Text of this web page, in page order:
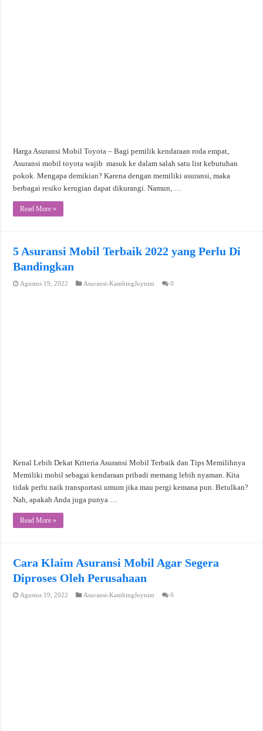
Harga Asuransi Mobil Toyota – Bagi pemilik kendaraan roda empat,
Asuransi mobil toyota wajib masuk ke dalam salah satu list kebutuhan
pokok. Mengapa demikian? Karena dengan memiliki asuransi, maka
berbagai resiko kerugian dapat dikurangi. Namun, …
Read More »
5 Asuransi Mobil Terbaik 2022 yang Perlu Di
Bandingkan
Agustus 19, 2022 Asuransi-KambingJoynim 0
Kenal Lebih Dekat Kriteria Asuransi Mobil Terbaik dan Tips Memilihnya
Memiliki mobil sebagai kendaraan pribadi memang lebih nyaman. Kita
tidak perlu naik transportasi umum jika mau pergi kemana pun. Betulkan?
Nah, apakah Anda juga punya …
Read More »
Cara Klaim Asuransi Mobil Agar Segera
Diproses Oleh Perusahaan
Agustus 19, 2022 Asuransi-KambingJoynim 0